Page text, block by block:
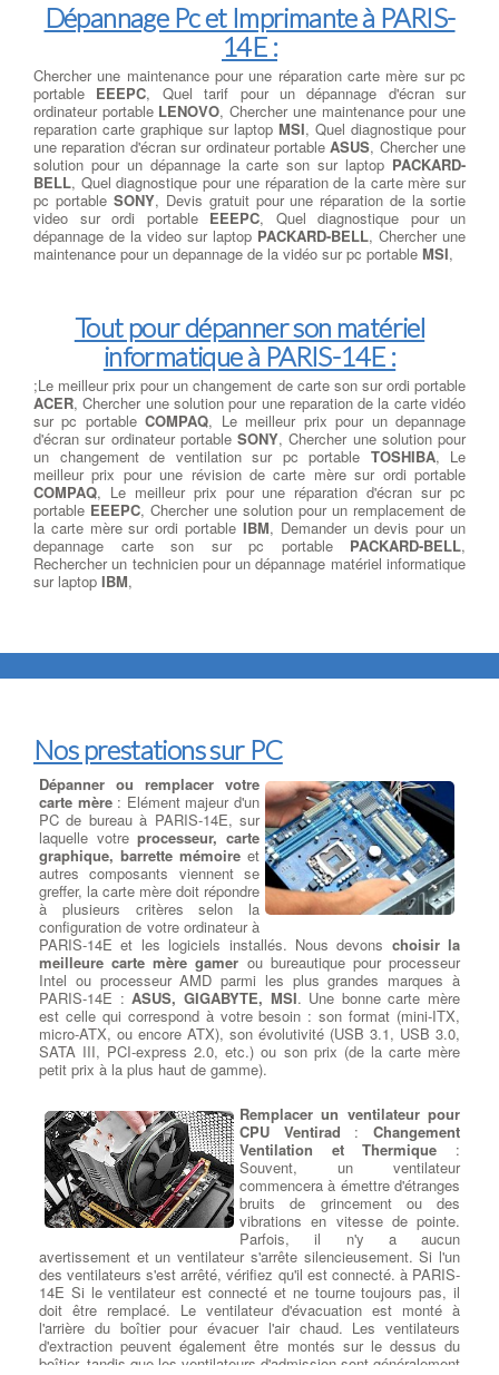
Dépannage Pc et Imprimante à PARIS-
14E :
Chercher une maintenance pour une réparation carte mère sur pc
portable EEEPC, Quel tarif pour un dépannage d'écran sur
ordinateur portable LENOVO, Chercher une maintenance pour une
reparation carte graphique sur laptop MSI, Quel diagnostique pour
une reparation d'écran sur ordinateur portableASUS, Chercher une
solution pour un dépannage la carte son sur laptop PACKARD-
BELL, Quel diagnostique pour une réparation de la carte mère sur
pc portable SONY, Devis gratuit pour une réparation de la sortie
video sur ordi portable EEEPC, Quel diagnostique pour un
dépannage de la video sur laptop PACKARD-BELL, Chercher une
maintenance pour un depannage de la vidéo sur pc portable MSI,
Tout pour dépanner son matériel
informatique à PARIS-14E :
;Le meilleur prix pour un changement de carte son sur ordi portable
ACER, Chercher une solution pour une reparation de la carte vidéo
sur pc portableCOMPAQ, Le meilleur prix pour un depannage
d'écran sur ordinateur portable SONY, Chercher une solution pour
un changement de ventilation sur pc portable TOSHIBA, Le
meilleur prix pour une révision de carte mère sur ordi portable
COMPAQ, Le meilleur prix pour une réparation d'écran sur pc
portable EEEPC, Chercher une solution pour un remplacement de
la carte mère sur ordi portable IBM, Demander un devis pour un
depannage carte son sur pc portable PACKARD-BELL,
Rechercher un technicien pour un dépannage matériel informatique
sur laptop IBM,
Nos prestations sur PC
Dépanner ou remplacer votre
carte mère: Elément majeur d'un
PC de bureau à PARIS-14E, sur
laquelle votreprocesseur, carte
graphique, barrette mémoire et
autres composants viennent se
greffer, la carte mère doit répondre
à plusieurs critères selon la
configuration de votre ordinateur à
PARIS-14E et les logiciels installés. Nous devons choisir la
meilleure carte mère gamer ou bureautique pour processeur
Intel ou processeur AMD parmi les plus grandes marques à
PARIS-14E :ASUS, GIGABYTE, MSI. Une bonne carte mère
est celle qui correspond à votre besoin : son format (mini-ITX,
micro-ATX, ou encore ATX), son évolutivité (USB 3.1, USB 3.0,
SATA III, PCI-express 2.0, etc.) ou son prix (de la carte mère
petit prix à la plus haut de gamme).
Remplacer un ventilateur pour
CPU Ventirad :Changement
Ventilation et Thermique :
Souvent, un ventilateur
commencera à émettre d'étranges
bruits de grincement ou des
vibrations en vitesse de pointe.
Parfois, il n'y a aucun
avertissement et un ventilateur s'arrête silencieusement. Si l'un
des ventilateurs s'est arrêté, vérifiez qu'il est connecté. à PARIS-
14E Si le ventilateur est connecté et ne tourne toujours pas, il
doit être remplacé. Le ventilateur d'évacuation est monté à
l'arrière du boîtier pour évacuer l'air chaud. Les ventilateurs
d'extraction peuvent également être montés sur le dessus du
boîtier, tandis que les ventilateurs d'admission sont généralement